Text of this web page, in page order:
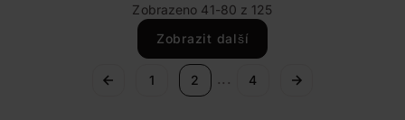
Zobrazeno 41-80 z 125
Zobrazit další
1 2 ... 4